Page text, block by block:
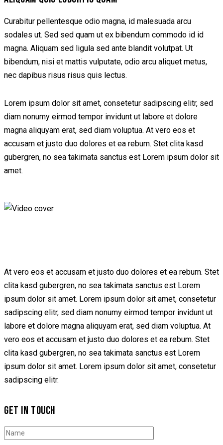
Curabitur pellentesque odio magna, id malesuada arcu
sodales ut. Sed sed quam ut ex bibendum commodo id id
magna. Aliquam sed ligula sed ante blandit volutpat. Ut
bibendum, nisi et mattis vulputate, odio arcu aliquet metus,
nec dapibus risus risus quis lectus.
Lorem ipsum dolor sit amet, consetetur sadipscing elitr, sed
diam nonumy eirmod tempor invidunt ut labore et dolore
magna aliquyam erat, sed diam voluptua. At vero eos et
accusam et justo duo dolores et ea rebum. Stet clita kasd
gubergren, no sea takimata sanctus est Lorem ipsum dolor sit
amet.
At vero eos et accusam et justo duo dolores et ea rebum. Stet
clita kasd gubergren, no sea takimata sanctus est Lorem
ipsum dolor sit amet. Lorem ipsum dolor sit amet, consetetur
sadipscing elitr, sed diam nonumy eirmod tempor invidunt ut
labore et dolore magna aliquyam erat, sed diam voluptua. At
vero eos et accusam et justo duo dolores et ea rebum. Stet
clita kasd gubergren, no sea takimata sanctus est Lorem
ipsum dolor sit amet. Lorem ipsum dolor sit amet, consetetur
sadipscing elitr.
GET IN TOUCH